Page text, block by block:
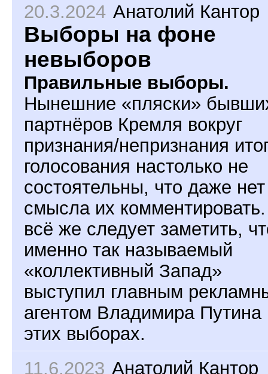
20.3.2024 Анатолий Кантор
Выборы на фоне
невыборов
Правильные выборы.
Нынешние «пляски»
партнёров Кремля вокруг
признания/непризнания
голосования настолько не
состоятельны, что даже нет
смысла их
всё же следует заметить,
именно так называемый
«коллективный Запад»
выступил главным
агентом Владимира Путина
этих выборах.
11.6.2023 Анатолий Кантор